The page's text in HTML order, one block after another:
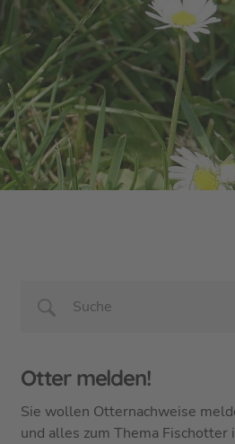
Otter melden!
Sie wollen Otternachweise
und alles zum Thema Fischotter